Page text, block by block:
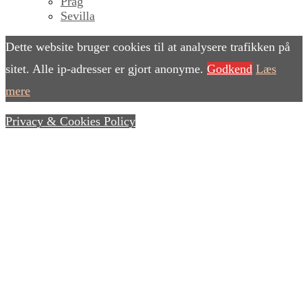
Sevilla
Dette website bruger cookies til at analysere trafikken på
sitet. Alle ip-adresser er gjort anonyme. Godkend Læs
mere
Privacy & Cookies Policy